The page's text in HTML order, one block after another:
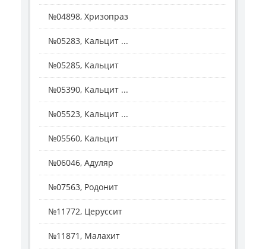
№04898, Хризопраз
№05283, Кальцит ...
№05285, Кальцит
№05390, Кальцит ...
№05523, Кальцит ...
№05560, Кальцит
№06046, Адуляр
№07563, Родонит
№11772, Церуссит
№11871, Малахит